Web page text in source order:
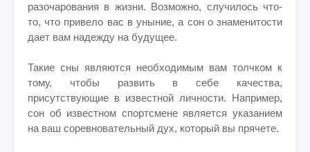
разочарования в жизни. Возможно, случилось что-
то, что привело вас в уныние, а сон о знаменитости
дает вам надежду на будущее.
Такие сны являются необходимым вам толчком к
тому, чтобы развить в себе качества,
присутствующие в известной личности. Например,
сон об известном спортсмене является указанием
на ваш соревновательный дух, который вы прячете.